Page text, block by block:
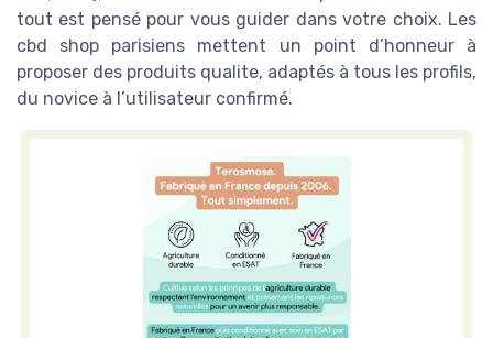
tout est pensé pour vous guider dans votre choix. Les
cbd shop parisiens mettent un point d’honneur à
proposer des produits qualite, adaptés à tous les profils,
du novice à l’utilisateur confirmé.